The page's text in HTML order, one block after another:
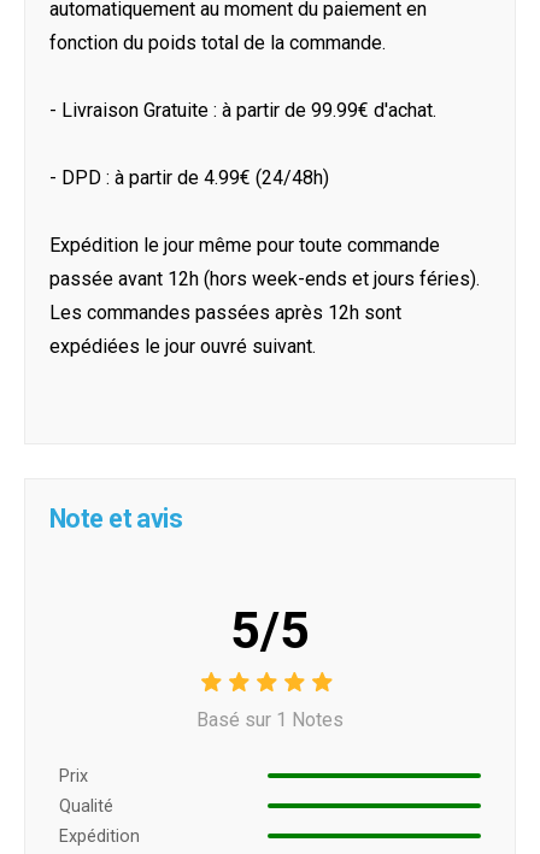
automatiquement au moment du paiement en
fonction du poids total de la commande.
- Livraison Gratuite : à partir de 99.99€ d'achat.
- DPD : à partir de 4.99€ (24/48h)
Expédition le jour même pour toute commande
passée avant 12h (hors week-ends et jours féries).
Les commandes passées après 12h sont
expédiées le jour ouvré suivant.
Note et avis
5/5
Basé sur 1 Notes
Prix ​​
Qualité
Expédition